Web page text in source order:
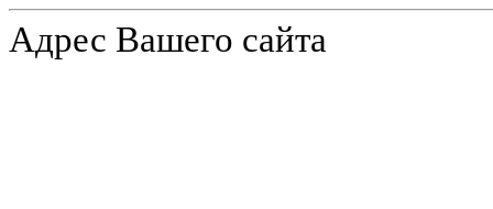
Адрес Вашего сайта